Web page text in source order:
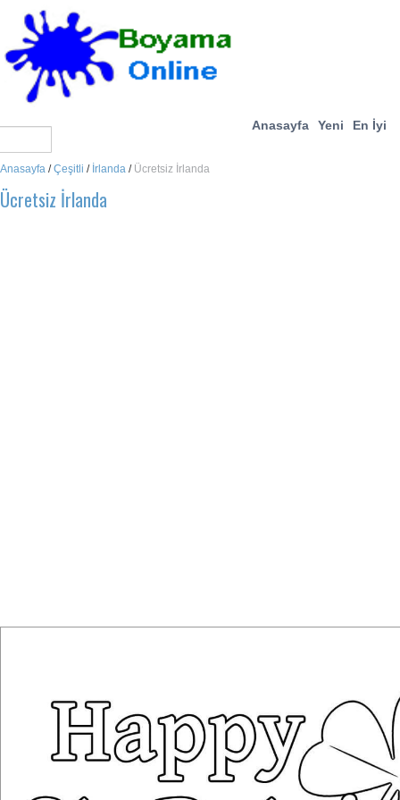
Anasayfa Yeni En İyi
Anasayfa /Çeşitli / İrlanda / Ücretsiz İrlanda
Ücretsiz İrlanda